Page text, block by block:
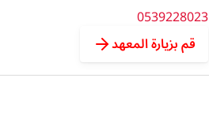
0539228023
قم بزيارة المعهد